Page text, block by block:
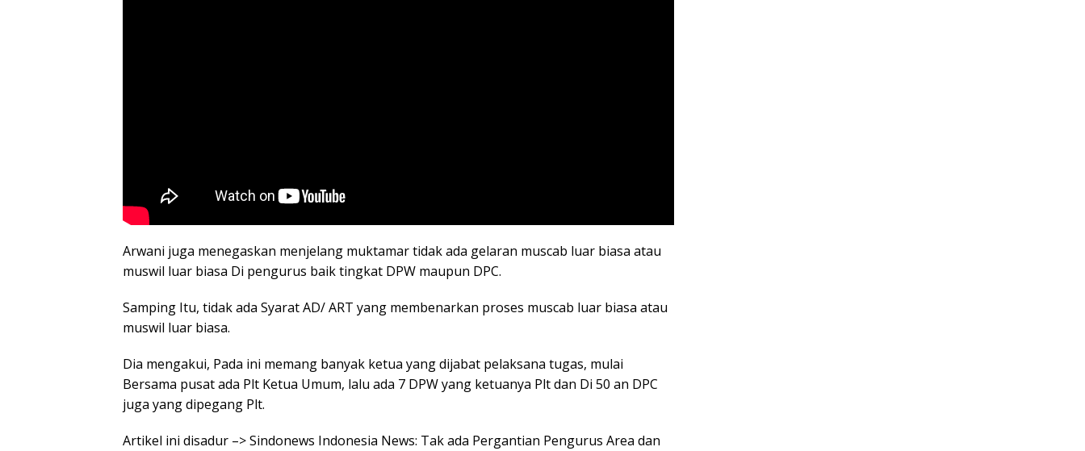
Arwani juga menegaskan menjelang muktamar tidak ada gelaran muscab luar biasa atau
muswil luar biasa Di pengurus baik tingkat DPW maupun DPC.
Samping Itu, tidak ada Syarat AD/ ART yang membenarkan proses muscab luar biasa atau
muswil luar biasa.
Dia mengakui, Pada ini memang banyak ketua yang dijabat pelaksana tugas, mulai
Bersama pusat ada Plt Ketua Umum, lalu ada 7 DPW yang ketuanya Plt dan Di 50 an DPC
juga yang dipegang Plt.
Artikel ini disadur –> Sindonews Indonesia News: Tak ada Pergantian Pengurus Area dan